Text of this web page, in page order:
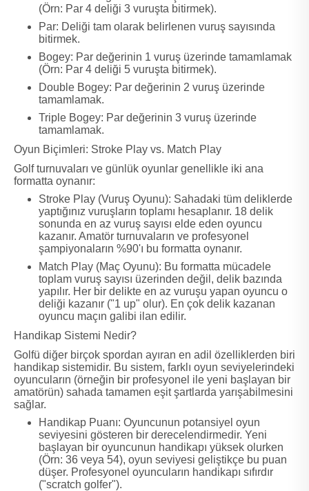
(Örn: Par 4 deliği 3 vuruşta bitirmek).
Par: Deliği tam olarak belirlenen vuruş sayısında
bitirmek.
Bogey: Par değerinin 1 vuruş üzerinde tamamlamak
(Örn: Par 4 deliği 5 vuruşta bitirmek).
Double Bogey: Par değerinin 2 vuruş üzerinde
tamamlamak.
Triple Bogey: Par değerinin 3 vuruş üzerinde
tamamlamak.
Oyun Biçimleri: Stroke Play vs. Match Play
Golf turnuvaları ve günlük oyunlar genellikle iki ana
formatta oynanır:
Stroke Play (Vuruş Oyunu): Sahadaki tüm deliklerde
yaptığınız vuruşların toplamı hesaplanır. 18 delik
sonunda en az vuruş sayısı elde eden oyuncu
kazanır. Amatör turnuvaların ve profesyonel
şampiyonaların %90'ı bu formatta oynanır.
Match Play (Maç Oyunu): Bu formatta mücadele
toplam vuruş sayısı üzerinden değil, delik bazında
yapılır. Her bir delikte en az vuruşu yapan oyuncu o
deliği kazanır ("1 up" olur). En çok delik kazanan
oyuncu maçın galibi ilan edilir.
Handikap Sistemi Nedir?
Golfü diğer birçok spordan ayıran en adil özelliklerden biri
handikap sistemidir. Bu sistem, farklı oyun seviyelerindeki
oyuncuların (örneğin bir profesyonel ile yeni başlayan bir
amatörün) sahada tamamen eşit şartlarda yarışabilmesini
sağlar.
Handikap Puanı: Oyuncunun potansiyel oyun
seviyesini gösteren bir derecelendirmedir. Yeni
başlayan bir oyuncunun handikapı yüksek olurken
(Örn: 36 veya 54), oyun seviyesi geliştikçe bu puan
düşer. Profesyonel oyuncuların handikapı sıfırdır
("scratch golfer").